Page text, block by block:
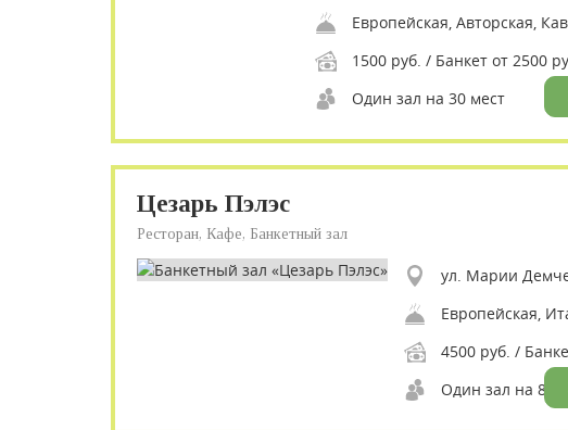
1500 руб. / Банкет от 2500
Один зал на 30 мест
Цезарь Пэлэс
Ресторан, Кафе, Банкетный зал
ул. Марии
4500 руб. /
Один зал на 800